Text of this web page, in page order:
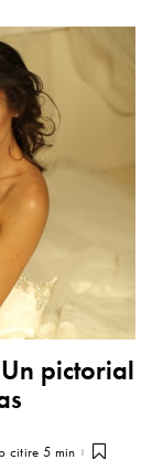
pictorial
citire 5 min